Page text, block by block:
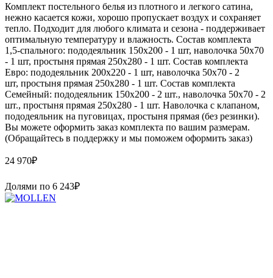
Комплект постельного белья из плотного и легкого сатина,
нежно касается кожи, хорошо пропускает воздух и сохраняет
тепло. Подходит для любого климата и сезона - поддерживает
оптимальную температуру и влажность. Состав комплекта
1,5-спального: пододеяльник 150х200 - 1 шт, наволочка 50х70
- 1 шт, простыня прямая 250х280 - 1 шт. Состав комплекта
Евро: пододеяльник 200х220 - 1 шт, наволочка 50х70 - 2
шт, простыня прямая 250х280 - 1 шт. Состав комплекта
Семейный: пододеяльник 150х200 - 2 шт., наволочка 50х70 - 2
шт., простыня прямая 250х280 - 1 шт. Наволочка с клапаном,
пододеяльник на пуговицах, простыня прямая (без резинки).
Вы можете оформить заказ комплекта по вашим размерам.
(Обращайтесь в поддержку и мы поможем оформить заказ)
24 970₽
Долями по 6 243₽